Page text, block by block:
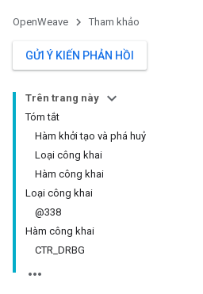
OpenWeave Tham khảo
GỬI Ý KIẾN PHẢN HỒI
Trên trang này
Tóm tắt
Hàm khởi tạo và phá huỷ
Loại công khai
Hàm công khai
Loại công khai
@338
Hàm công khai
CTR_DRBG